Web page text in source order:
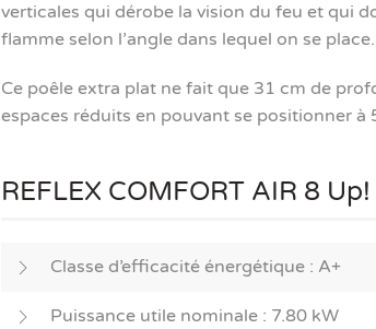
verticales qui dérobe la vision du feu et qui
flamme selon l’angle dans lequel on se place.
Ce poêle extra plat ne fait que 31 cm de
espaces réduits en pouvant se positionner à
REFLEX COMFORT AIR 8
Classe d’efficacité énergétique : A+
Puissance utile nominale : 7.80 kW